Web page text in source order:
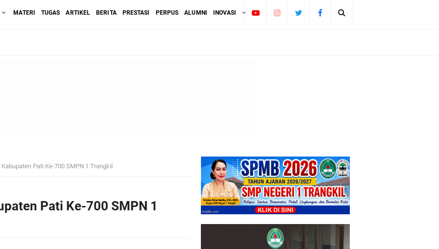
MATERI TUGAS ARTIKEL BERITA PRESTASI PERPUS ALUMNI INOVASI
2026
Pembelajaran Anak Di Era Teknologi
Pembelajaran di Era Kurikulum Merdeka: Kajian Strategi Kepala Sekolah dalam Pemberdayaan Kapasitas
Pati Ke-700 SMPN 1 Trangkil
Pati Ke-700 SMPN 1